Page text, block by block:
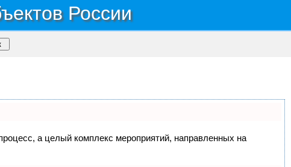
России
а целый комплекс мероприятий, направленных на